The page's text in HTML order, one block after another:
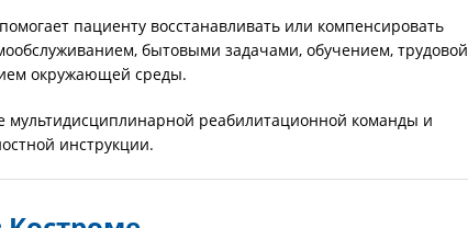
пациенту восстанавливать или компенсировать
бытовыми задачами, обучением, трудовой
окружающей среды.
мультидисциплинарной реабилитационной команды и
инструкции.